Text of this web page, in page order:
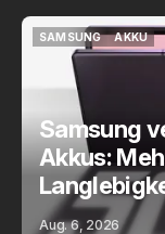
SAMSUNG
SAMSUNG
AKKU
AKKU
Samsung
Akkus:
Aug. 6, 2026